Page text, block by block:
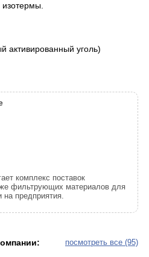
уголь)
комплекс поставок
фильтрующих материалов для
на предприятия.
посмотреть все (95)